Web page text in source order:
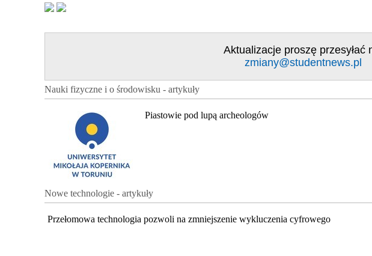
Aktualizacje proszę przesyłać
zmiany@studentnews.pl
Nauki fizyczne i o środowisku - artykuły
Piastowie pod lupą archeologów
Nowe technologie - artykuły
Przełomowa technologia pozwoli na zmniejszenie wykluczenia cyfrowego